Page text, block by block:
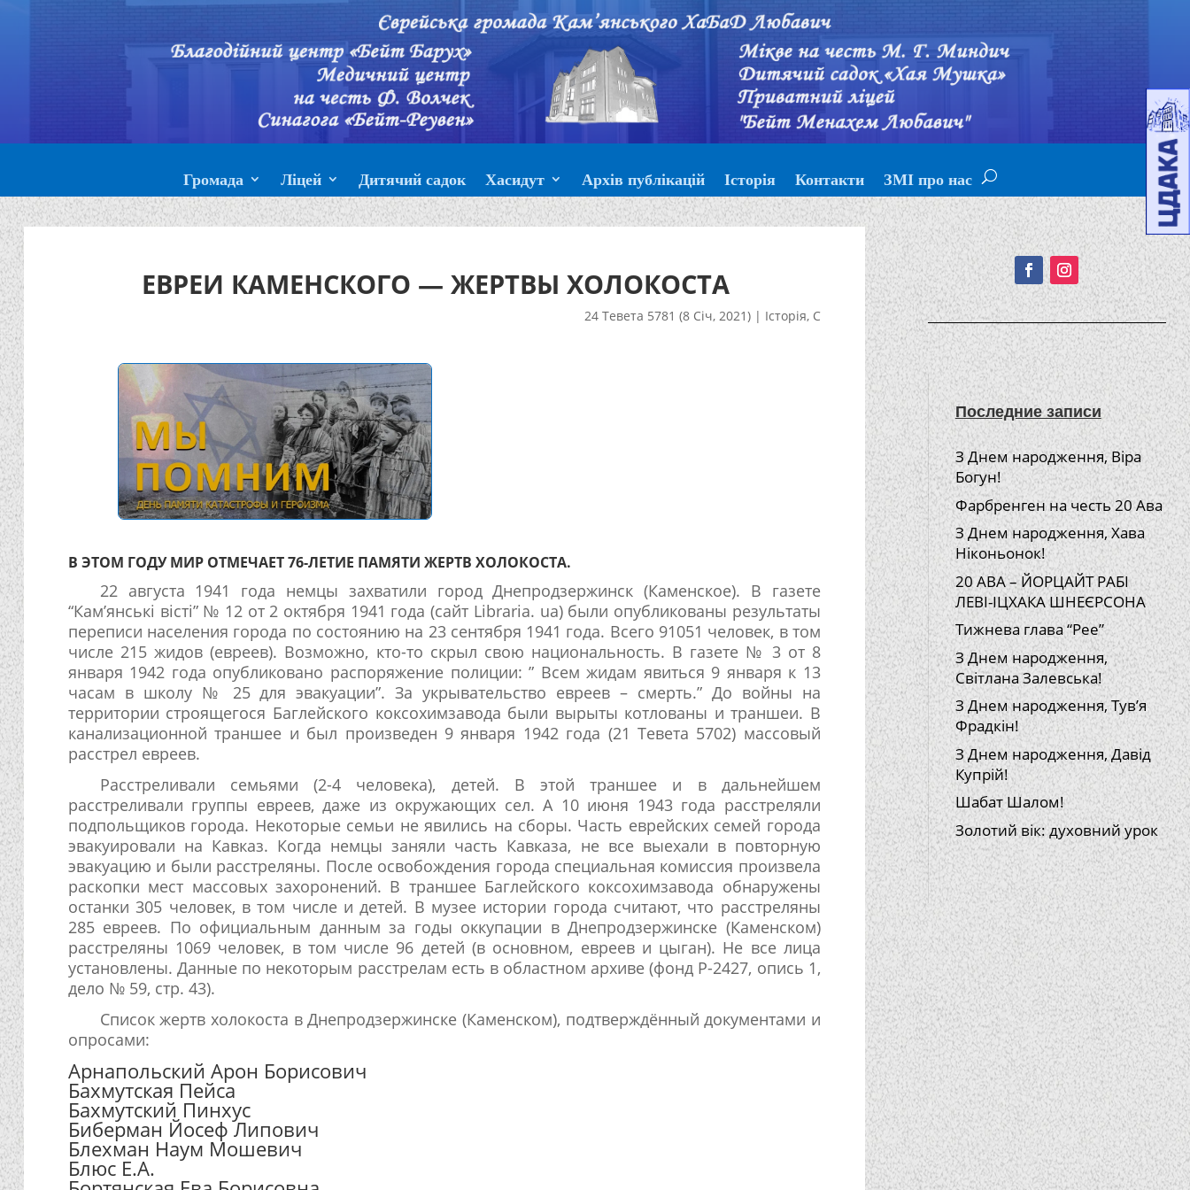
Громада Ліцей Дитячий садок Хасидут Архів публікацій Історія Контакти ЗМІ про нас
ЕВРЕИ КАМЕНСКОГО — ЖЕРТВЫ ХОЛОКОСТА
24 Тевета 5781 (8 Січ, 2021)| Історія, С
В ЭТОМ ГОДУ МИР ОТМЕЧАЕТ 76-ЛЕТИЕ ПАМЯТИ ЖЕРТВ ХОЛОКОСТА.
22 августа 1941 года немцы захватили город Днепродзержинск (Каменское). В газете
“Кам’янські вісті” № 12 от 2 октября 1941 года (сайт Libraria. ua) были опубликованы результаты
переписи населения города по состоянию на 23 сентября 1941 года. Всего 91051 человек, в том
числе 215 жидов (евреев). Возможно, кто-то скрыл свою национальность. В газете № 3 от 8
января 1942 года опубликовано распоряжение полиции: ” Всем жидам явиться 9 января к 13
часам в школу № 25 для эвакуации”. За укрывательство евреев – смерть.” До войны на
территории строящегося Баглейского коксохимзавода были вырыты котлованы и траншеи. В
канализационной траншее и был произведен 9 января 1942 года (21 Тевета 5702) массовый
расстрел евреев.
Расстреливали семьями (2-4 человека), детей. В этой траншее и в дальнейшем
расстреливали группы евреев, даже из окружающих сел. А 10 июня 1943 года расстреляли
подпольщиков города. Некоторые семьи не явились на сборы. Часть еврейских семей города
эвакуировали на Кавказ. Когда немцы заняли часть Кавказа, не все выехали в повторную
эвакуацию и были расстреляны. После освобождения города специальная комиссия произвела
раскопки мест массовых захоронений. В траншее Баглейского коксохимзавода обнаружены
останки 305 человек, в том числе и детей. В музее истории города считают, что расстреляны
285 евреев. По официальным данным за годы оккупации в Днепродзержинске (Каменском)
расстреляны 1069 человек, в том числе 96 детей (в основном, евреев и цыган). Не все лица
установлены. Данные по некоторым расстрелам есть в областном архиве (фонд Р-2427, опись 1,
дело № 59, стр. 43).
Список жертв холокоста в Днепродзержинске (Каменском), подтверждённый документами и
опросами:
Арнапольский Арон Борисович
Бахмутская Пейса
Бахмутский Пинхус
Биберман Йосеф Липович
Блехман Наум Мошевич
Блюс Е.А.
Подписывайтесь!
Последние записи
З Днем народження, Віра
Богун!
Фарбренген на честь 20 Ава
З Днем народження, Хава
Ніконьонок!
20 АВА – ЙОРЦАЙТ РАБІ
ЛЕВІ-ІЦХАКА ШНЕЄРСОНА
Тижнева глава “Рее”
З Днем народження,
Світлана Залевська!
З Днем народження, Тув’я
Фрадкін!
З Днем народження, Давід
Купрій!
Шабат Шалом!
Золотий вік: духовний урок